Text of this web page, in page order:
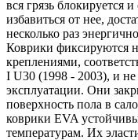
вся грязь блокируется
избавиться от нее,
несколько раз
Коврики фиксируются
креплениями,
I U30 (1998 - 2003), и
эксплуатации. Они
поверхность пола в
коврики EVA
температурам. Их